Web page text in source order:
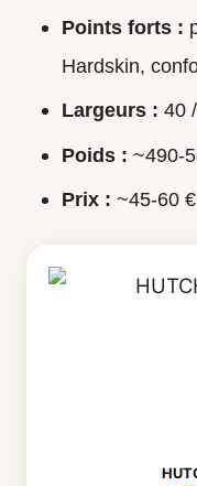
Points forts :
Hardskin,
Largeurs : 40
Poids : ~490-
Prix : ~45-60 €